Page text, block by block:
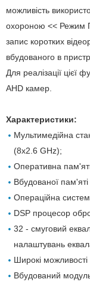
можливість
охороною << Режим
запис коротких
вбудованого в
Для реалізації цієї
AHD камер.
Характеристики:
Мультимедійна
(8x2.6 GHz);
Оперативна
Вбудованої
Операційна
DSP процесор
32 - смуговий
налаштувань
Широкі
Вбудований